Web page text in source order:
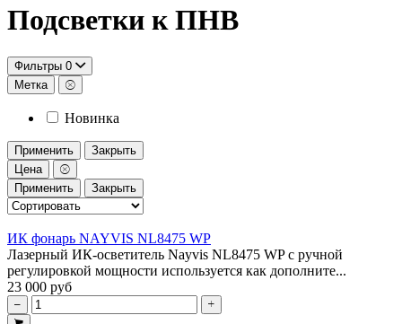
Подсветки к ПНВ
Фильтры 0
Метка
Новинка
Применить
Закрыть
Цена
Применить
Закрыть
ИК фонарь NAYVIS NL8475 WP
Лазерный ИК-осветитель Nayvis NL8475 WP с ручной
регулировкой мощности используется как дополните...
23 000 руб